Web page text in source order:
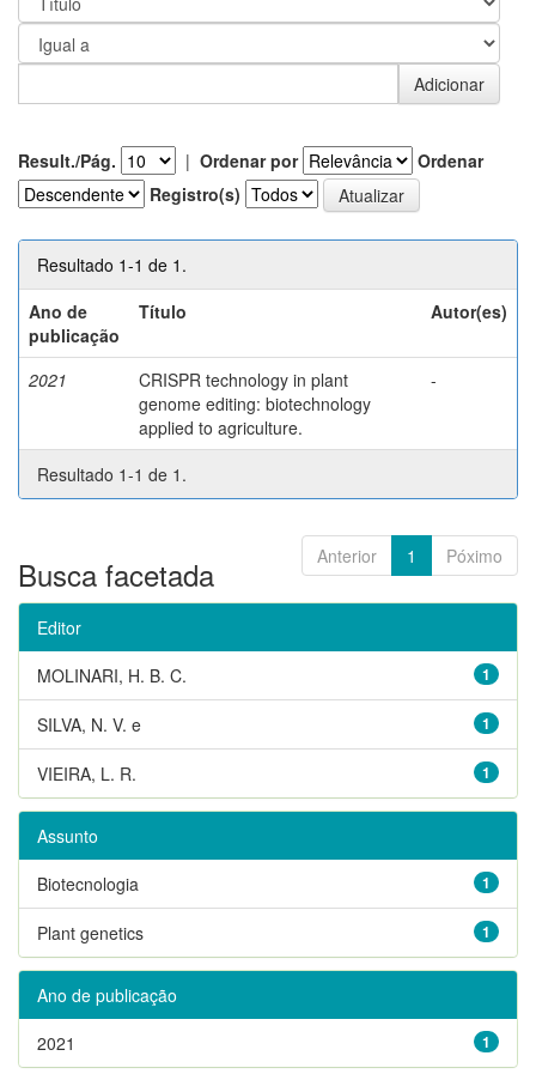
Result./Pág. | Ordenar por
Ordenar
Registro(s)
Resultado 1-1 de 1.
Ano de
publicação
Título Autor(es)
2021
CRISPR technology in plant
genome editing: biotechnology
applied to agriculture.
-
Resultado 1-1 de 1.
Anterior 1 Póximo
Busca facetada
Editor
1
MOLINARI, H. B. C.
1
SILVA, N. V. e
1
VIEIRA, L. R.
Assunto
1
Biotecnologia
1
Plant genetics
Ano de publicação
1
2021